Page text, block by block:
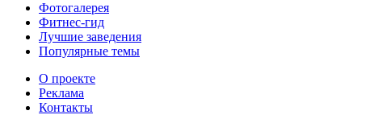
Фотогалерея
Фитнес-гид
Лучшие заведения
Популярные темы
О проекте
Реклама
Контакты